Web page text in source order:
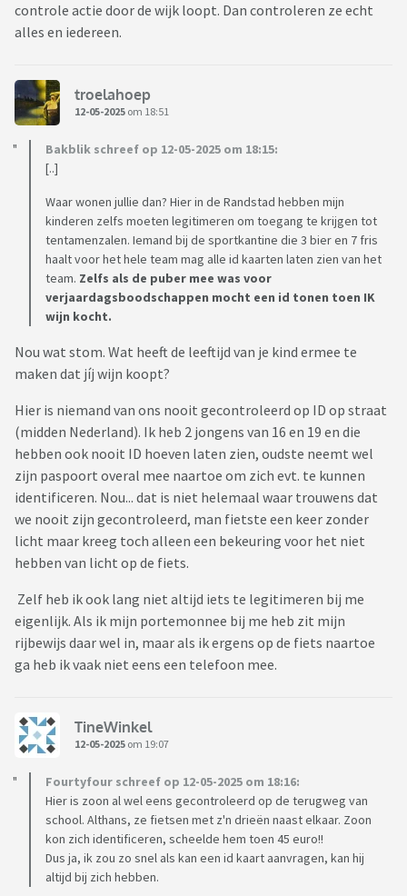
controle actie door de wijk loopt. Dan controleren ze echt
alles en iedereen.
troelahoep
12-05-2025 om 18:51
Bakblik schreef op 12-05-2025 om 18:15:
[..]
Waar wonen jullie dan? Hier in de Randstad hebben mijn
kinderen zelfs moeten legitimeren om toegang te krijgen tot
tentamenzalen. Iemand bij de sportkantine die 3 bier en 7 fris
haalt voor het hele team mag alle id kaarten laten zien van het
team. Zelfs als de puber mee was voor
verjaardagsboodschappen mocht een id tonen toen IK
wijn kocht.
Nou wat stom. Wat heeft de leeftijd van je kind ermee te
maken dat jíj wijn koopt?
Hier is niemand van ons nooit gecontroleerd op ID op straat
(midden Nederland). Ik heb 2 jongens van 16 en 19 en die
hebben ook nooit ID hoeven laten zien, oudste neemt wel
zijn paspoort overal mee naartoe om zich evt. te kunnen
identificeren. Nou... dat is niet helemaal waar trouwens dat
we nooit zijn gecontroleerd, man fietste een keer zonder
licht maar kreeg toch alleen een bekeuring voor het niet
hebben van licht op de fiets.
Zelf heb ik ook lang niet altijd iets te legitimeren bij me
eigenlijk. Als ik mijn portemonnee bij me heb zit mijn
rijbewijs daar wel in, maar als ik ergens op de fiets naartoe
ga heb ik vaak niet eens een telefoon mee.
TineWinkel
12-05-2025 om 19:07
Fourtyfour schreef op 12-05-2025 om 18:16:
Hier is zoon al wel eens gecontroleerd op de terugweg van
school. Althans, ze fietsen met z'n drieën naast elkaar. Zoon
kon zich identificeren, scheelde hem toen 45 euro!!
Dus ja, ik zou zo snel als kan een id kaart aanvragen, kan hij
altijd bij zich hebben.